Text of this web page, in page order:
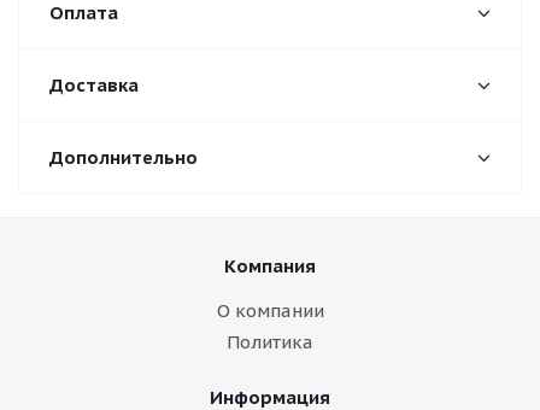
Оплата
Доставка
Дополнительно
Компания
О компании
Политика
Информация